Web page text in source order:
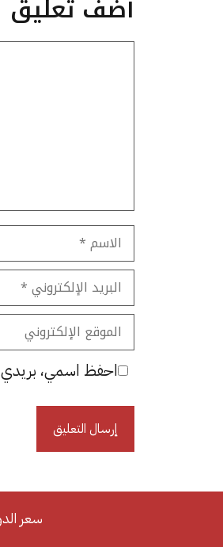
أضف تعليق
الاسم
البريد
الإلكتروني
الموقع
الإلكتروني
احفظ اسمي، بريدي
سعر